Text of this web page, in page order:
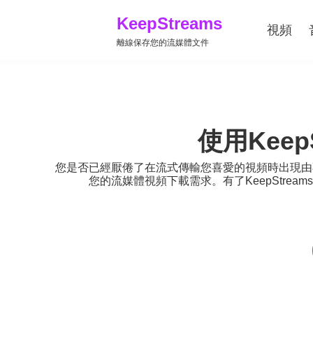
KeepStreams
離線保存您的流媒體文件
視頻
使用
您是否已經厭倦了在流式傳輸您喜愛的視頻時出現
您的流媒體視頻下載需求。有了